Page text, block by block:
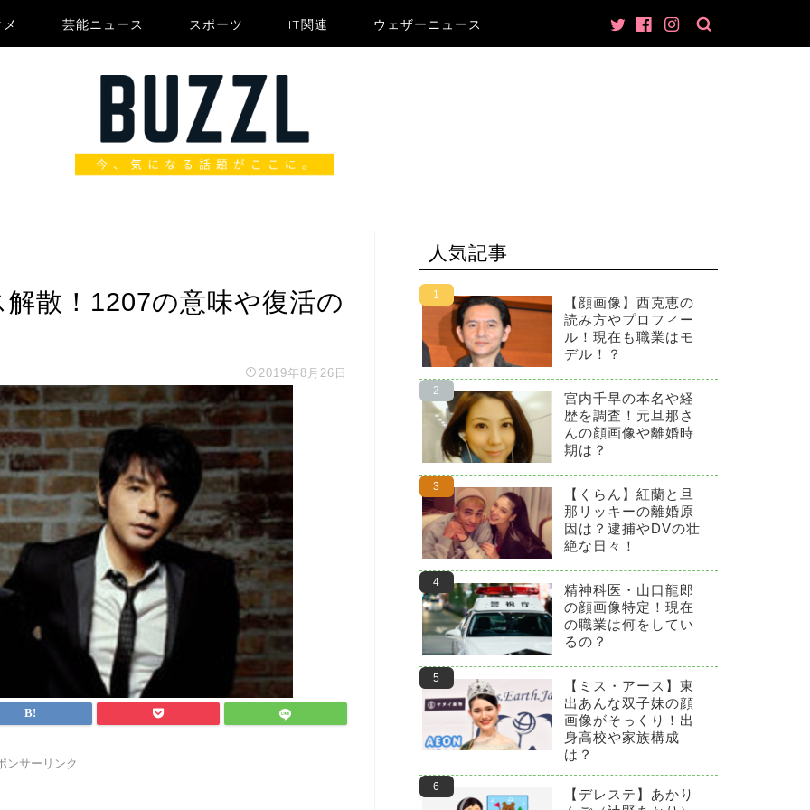
芸能ニュース スポーツ IT関連 ウェザーニュース
散！1207の意味や復活の
2019年8月26日
ンサーリンク
人気記事
【顔画像】西克恵の
読み方やプロフィー
ル！現在も職業はモ
デル！？
宮内千早の本名や経
歴を調査！元旦那さ
んの顔画像や離婚時
期は？
【くらん】紅蘭と旦
那リッキーの離婚原
因は？逮捕やDVの壮
絶な日々！
精神科医・山口龍郎
の顔画像特定！現在
の職業は何をしてい
るの？
【ミス・アース】東
出あんな双子妹の顔
画像がそっくり！出
身高校や家族構成
は？
【デレステ】あかり